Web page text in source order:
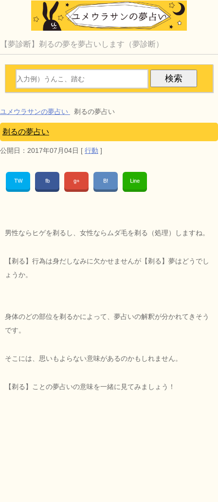
【夢診断】剃るの夢を夢占いします（夢診断）
ユメウラサンの夢占い 剃るの夢占い
剃るの夢占い
公開日： 2017年07月04日 [ 行動 ]
TW fb g+ B! Line
男性ならヒゲを剃るし、女性ならムダ毛を剃る（処理）しますね。
【剃る】行為は身だしなみに欠かせませんが【剃る】夢はどうでし
ょうか。
身体のどの部位を剃るかによって、夢占いの解釈が分かれてきそう
です。
そこには、思いもよらない意味があるのかもしれません。
【剃る】ことの夢占いの意味を一緒に見てみましょう！